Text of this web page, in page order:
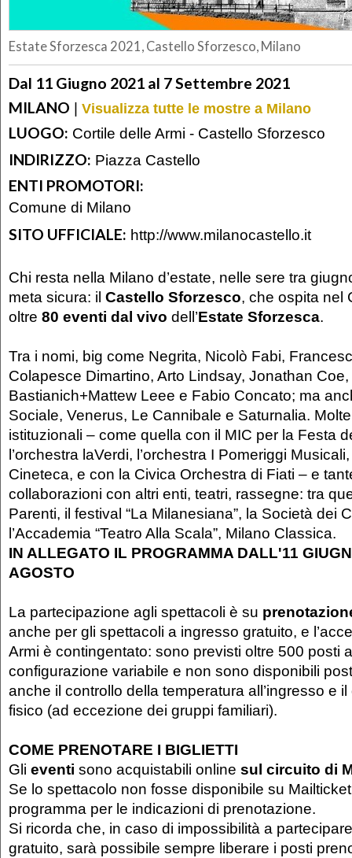
Estate Sforzesca 2021, Castello Sforzesco, Milano
Dal 11 Giugno 2021 al 7 Settembre 2021
MILANO | Visualizza tutte le mostre a Milano
LUOGO: Cortile delle Armi - Castello Sforzesco
INDIRIZZO: Piazza Castello
ENTI PROMOTORI:
Comune di Milano
SITO UFFICIALE: http://www.milanocastello.it
Chi resta nella Milano d’estate, nelle sere tra
meta sicura: il Castello Sforzesco, che ospita nel
oltre 80 eventi dal vivo dell’Estate Sforzesca.
Tra i nomi, big come Negrita, Nicolò Fabi,
Colapesce Dimartino, Arto Lindsay, Jonathan
Bastianich+Mattew Leee e Fabio Concato; ma
Sociale, Venerus, Le Cannibale e Saturnalia.
istituzionali – come quella con il MIC per la Festa
l’orchestra laVerdi, l’orchestra I Pomeriggi
Cineteca, e con la Civica Orchestra di Fiati – e
collaborazioni con altri enti, teatri, rassegne: tra
Parenti, il festival “La Milanesiana”, la Società dei
l’Accademia “Teatro Alla Scala”, Milano Classica.
IN ALLEGATO IL PROGRAMMA DALL'11
AGOSTO
La partecipazione agli spettacoli è su
anche per gli spettacoli a ingresso gratuito, e
Armi è contingentato: sono previsti oltre 500 posti
configurazione variabile e non sono disponibili
anche il controllo della temperatura all’ingresso e
fisico (ad eccezione dei gruppi familiari).
COME PRENOTARE I BIGLIETTI
Gli eventi sono acquistabili online sul circuito di
Se lo spettacolo non fosse disponibile su
programma per le indicazioni di prenotazione.
Si ricorda che, in caso di impossibilità a
gratuito, sarà possibile sempre liberare i posti